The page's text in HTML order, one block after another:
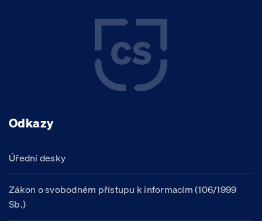
Odkazy
Úřední desky
Zákon o svobodném přístupu k informacím (106/1999
Sb.)